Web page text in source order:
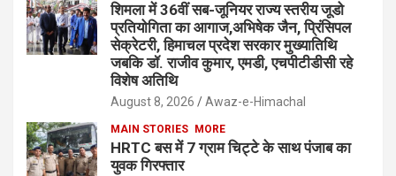
शिमला में 36वीं सब-जूनियर राज्य स्तरीय जूडो
प्रतियोगिता का आगाज,अभिषेक जैन, प्रिंसिपल
सेक्रेटरी, हिमाचल प्रदेश सरकार मुख्यातिथि
जबकि डॉ. राजीव कुमार, एमडी, एचपीटीडीसी रहे
विशेष अतिथि
August 8, 2026 Awaz-e-Himachal
MAIN STORIES MORE
HRTC बस में 7 ग्राम चिट्टे के साथ पंजाब का
युवक गिरफ्तार